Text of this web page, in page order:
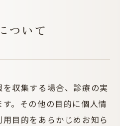
ついて
収集する場合、診療の実
。その他の目的に個人情
目的をあらかじめお知ら